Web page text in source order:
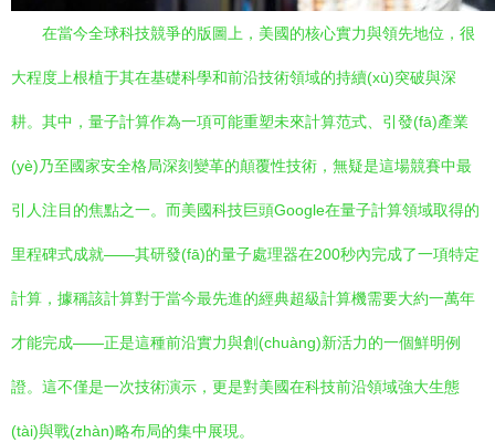
在當今全球科技競爭的版圖上，美國的核心實力與領先地位，很
大程度上根植于其在基礎科學和前沿技術領域的持續(xù)突破與深
耕。其中，量子計算作為一項可能重塑未來計算范式、引發(fā)產業
(yè)乃至國家安全格局深刻變革的顛覆性技術，無疑是這場競賽中最
引人注目的焦點之一。而美國科技巨頭Google在量子計算領域取得的
里程碑式成就——其研發(fā)的量子處理器在200秒內完成了一項特定
計算，據稱該計算對于當今最先進的經典超級計算機需要大約一萬年
才能完成——正是這種前沿實力與創(chuàng)新活力的一個鮮明例
證。這不僅是一次技術演示，更是對美國在科技前沿領域強大生態
(tài)與戰(zhàn)略布局的集中展現。